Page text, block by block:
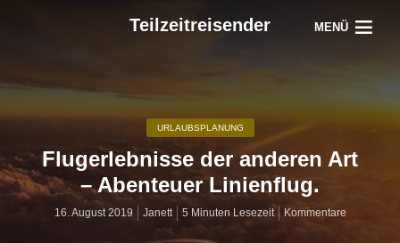
Teilzeitreisender MENÜ
URLAUBSPLANUNG
Flugerlebnisse der anderen Art
– Abenteuer Linienflug.
16. August 2019 Janett 5 Minuten Lesezeit Kommentare